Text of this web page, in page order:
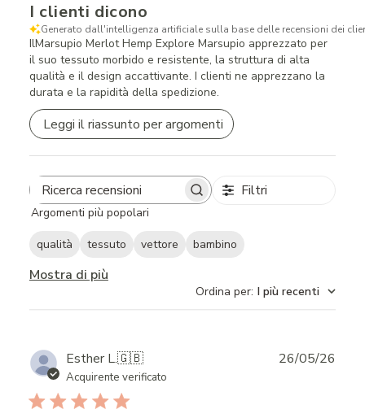
I clienti dicono
Generato dall'intelligenza artificiale sulla base delle recensioni dei
IlMarsupio Merlot Hemp Explore Marsupio apprezzato per
il suo tessuto morbido e resistente, la struttura di alta
qualità e il design accattivante. I clienti ne apprezzano la
durata e la rapidità della spedizione.
Leggi il riassunto per argomenti
Search
reviews
Filtri
Argomenti più popolari
qualità tessuto vettore bambino
Mostra di più
Ordina per: I più recenti
Esther L.🇬🇧
Acquirente verificato
26/05/26